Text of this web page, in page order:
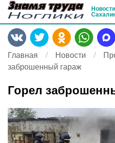
Главная Новости
заброшенный гараж
Горел